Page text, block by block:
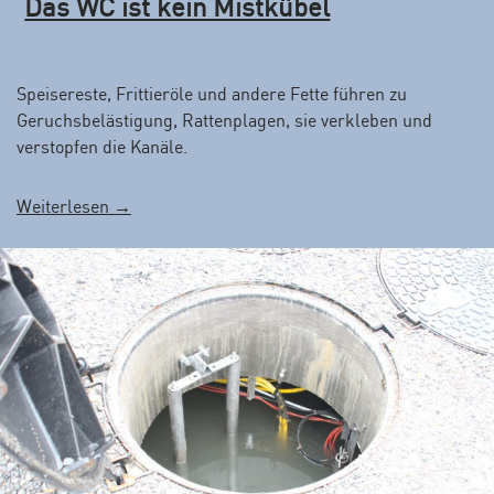
i
1
8
“
Das WC ist kein Mistkübel
Speisereste, Frittieröle und andere Fette führen zu
Geruchsbelästigung, Ratten­plagen, sie verkleben und
verstopfen die Kanäle.
Weiterlesen „
a
s
W
C
i
s
t
k
e
→